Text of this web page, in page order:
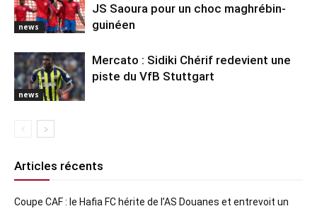
news
JS Saoura pour un choc maghrébin-
guinéen
news
Mercato : Sidiki Chérif redevient une
piste du VfB Stuttgart
Articles récents
Coupe CAF : le Hafia FC hérite de l’AS Douanes et entrevoit un